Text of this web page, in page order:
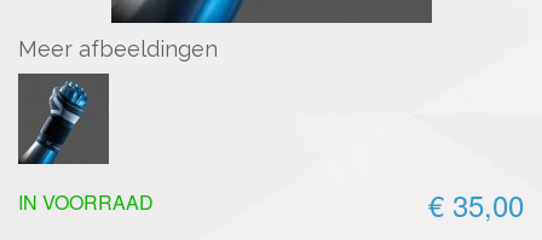
Meer afbeeldingen
€ 35,00
IN VOORRAAD